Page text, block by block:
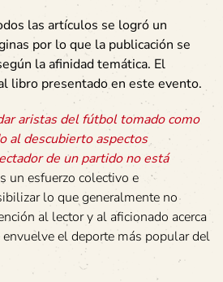
las artículos se logró un
por lo que la publicación se
la afinidad temática. El
libro presentado en este evento.
aristas del fútbol tomado como
al descubierto aspectos
de un partido no está
un esfuerzo colectivo e
lo que generalmente no
al lector y al aficionado acerca
el deporte más popular del